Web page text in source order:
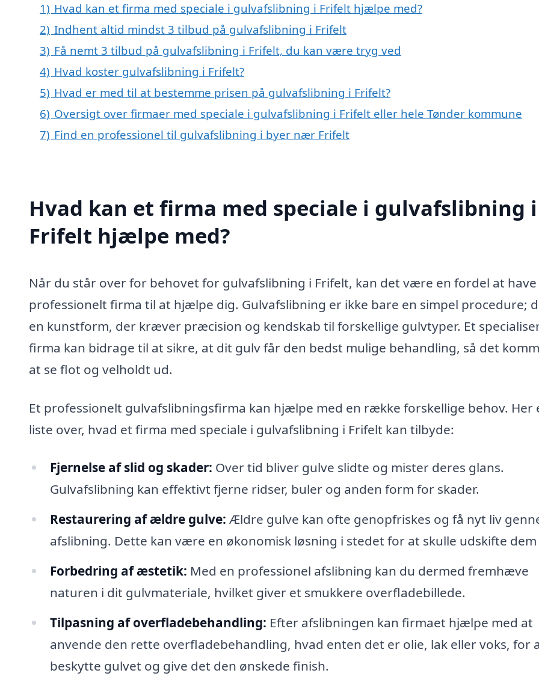
1) Hvad kan et firma med speciale i gulvafslibning i Frifelt hjælpe med?
2) Indhent altid mindst 3 tilbud på gulvafslibning i Frifelt
3) Få nemt 3 tilbud på gulvafslibning i Frifelt, du kan være tryg ved
4) Hvad koster gulvafslibning i Frifelt?
5) Hvad er med til at bestemme prisen på gulvafslibning i Frifelt?
6) Oversigt over firmaer med speciale i gulvafslibning i Frifelt eller hele Tønder kommune
7) Find en professionel til gulvafslibning i byer nær Frifelt
Hvad kan et firma med speciale i gulvafslibning i
Frifelt hjælpe med?
Når du står over for behovet for gulvafslibning i Frifelt, kan det være en fordel at
professionelt firma til at hjælpe dig. Gulvafslibning er ikke bare en simpel procedure;
en kunstform, der kræver præcision og kendskab til forskellige gulvtyper. Et
firma kan bidrage til at sikre, at dit gulv får den bedst mulige behandling, så det
at se flot og velholdt ud.
Et professionelt gulvafslibningsfirma kan hjælpe med en række forskellige behov. Her
liste over, hvad et firma med speciale i gulvafslibning i Frifelt kan tilbyde:
Fjernelse af slid og skader: Over tid bliver gulve slidte og mister deres glans.
Gulvafslibning kan effektivt fjerne ridser, buler og anden form for skader.
Restaurering af ældre gulve: Ældre gulve kan ofte genopfriskes og få nyt liv
afslibning. Dette kan være en økonomisk løsning i stedet for at skulle udskifte
Forbedring af æstetik: Med en professionel afslibning kan du dermed fremhæve
naturen i dit gulvmateriale, hvilket giver et smukkere overfladebillede.
Tilpasning af overfladebehandling: Efter afslibningen kan firmaet hjælpe med at
anvende den rette overfladebehandling, hvad enten det er olie, lak eller voks, for
beskytte gulvet og give det den ønskede finish.